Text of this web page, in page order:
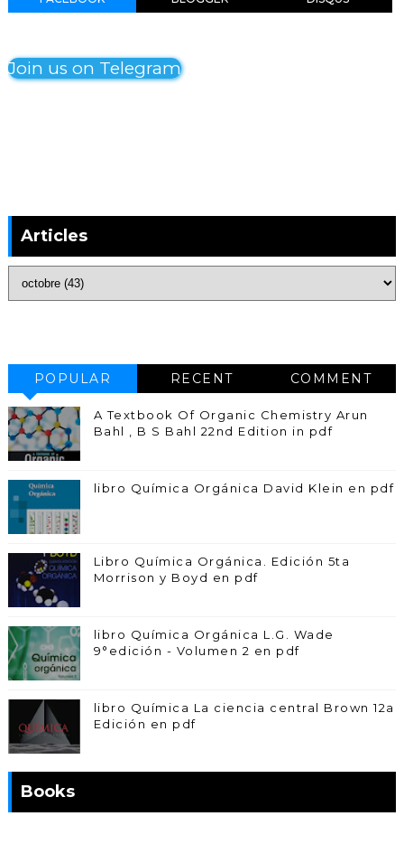
Join us on Telegram
Articles
POPULAR RECENT COMMENT
A Textbook Of Organic Chemistry Arun
Bahl , B S Bahl 22nd Edition in pdf
libro Química Orgánica David Klein en pdf
Libro Química Orgánica. Edición 5ta
Morrison y Boyd en pdf
libro Química Orgánica L.G. Wade
9°edición - Volumen 2 en pdf
libro Química La ciencia central Brown 12a
Edición en pdf
Books